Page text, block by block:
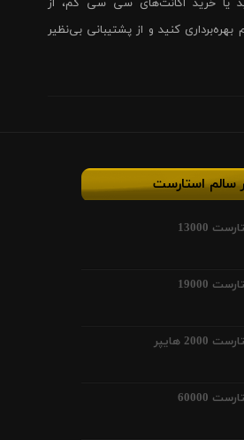
یا خرید اکانت‌های سی سی کم، از
کنید و از پشتیبانی بی‌نظیر
سالم استارست
13000
19000
هایپر
60000